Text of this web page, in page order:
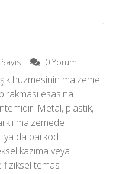
0 Yorum
huzmesinin malzeme
esasına
Metal, plastik,
malzemede
ya da barkod
kazıma veya
fiziksel temas